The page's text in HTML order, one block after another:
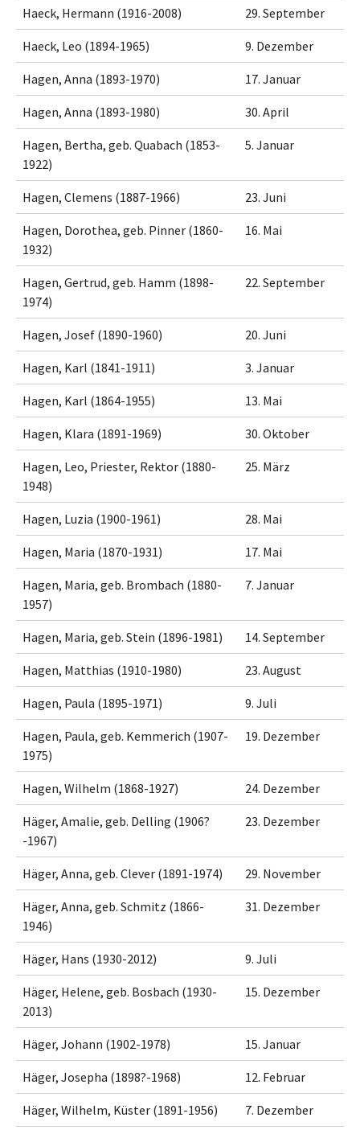
Haeck, Hermann (1916-2008) 29. September
Haeck, Leo (1894-1965) 9. Dezember
Hagen, Anna (1893-1970) 17. Januar
Hagen, Anna (1893-1980) 30. April
Hagen, Bertha, geb. Quabach (1853-
1922)
5. Januar
Hagen, Clemens (1887-1966) 23. Juni
Hagen, Dorothea, geb. Pinner (1860-
1932)
16. Mai
Hagen, Gertrud, geb. Hamm (1898-
1974)
22. September
Hagen, Josef (1890-1960) 20. Juni
Hagen, Karl (1841-1911) 3. Januar
Hagen, Karl (1864-1955) 13. Mai
Hagen, Klara (1891-1969) 30. Oktober
Hagen, Leo, Priester, Rektor (1880-
1948)
25. März
Hagen, Luzia (1900-1961) 28. Mai
Hagen, Maria (1870-1931) 17. Mai
Hagen, Maria, geb. Brombach (1880-
1957)
7. Januar
Hagen, Maria, geb. Stein (1896-1981) 14. September
Hagen, Matthias (1910-1980) 23. August
Hagen, Paula (1895-1971) 9. Juli
Hagen, Paula, geb. Kemmerich (1907-
1975)
19. Dezember
Hagen, Wilhelm (1868-1927) 24. Dezember
Häger, Amalie, geb. Delling (1906?
-1967)
23. Dezember
Häger, Anna, geb. Clever (1891-1974) 29. November
Häger, Anna, geb. Schmitz (1866-
1946)
31. Dezember
Häger, Hans (1930-2012) 9. Juli
Häger, Helene, geb. Bosbach (1930-
2013)
15. Dezember
Häger, Johann (1902-1978) 15. Januar
Häger, Josepha (1898?-1968) 12. Februar
Häger, Wilhelm, Küster (1891-1956) 7. Dezember